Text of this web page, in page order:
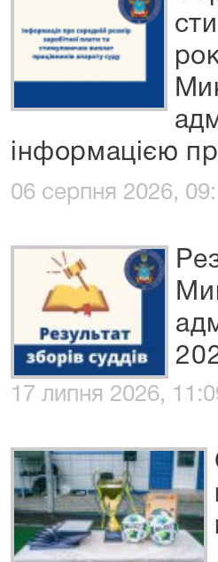
інформацією
06 серпня 2026,
17 липня 2026,